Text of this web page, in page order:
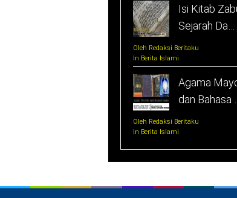
Isi Kitab
Sejarah Da…
Oleh Redaksi Beritaku
In Berita Islami
Agama
dan Bahasa …
Oleh Redaksi Beritaku
In Berita Islami